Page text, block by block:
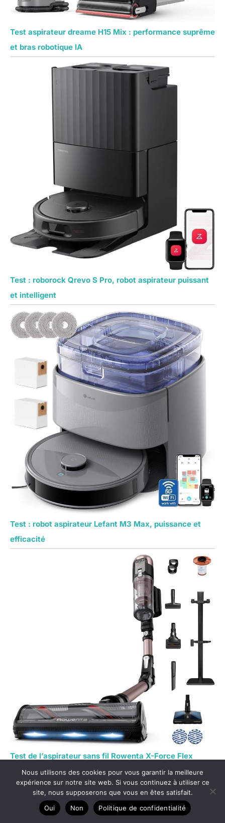
Test aspirateur dreame H15 Mix : performance suprême
et bras robotique IA
Test : roborock Qrevo S Pro, robot aspirateur puissant
et intelligent
Test : robot aspirateur Lefant M3 Max, puissance et
efficacité
Test de l’aspirateur sans fil Rowenta X-Force Flex
16.60 Animal Aqua
Nous utilisons des cookies pour vous garantir la meilleure
expérience sur notre site web. Si vous continuez à utiliser ce
site, nous supposerons que vous en êtes satisfait.
Oui
Non Politique de confidentialité